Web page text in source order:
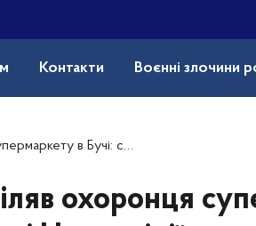
Контакти Воєнні злочини
оголосили підозру російському військовому
охоронця